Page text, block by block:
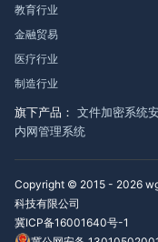
教育行业
金融贸易
医疗行业
制造行业
旗下产品： 文件加密系统
内网管理系统
Copyright © 2015 - 2026
科技有限公司
冀ICP备16001640号-1